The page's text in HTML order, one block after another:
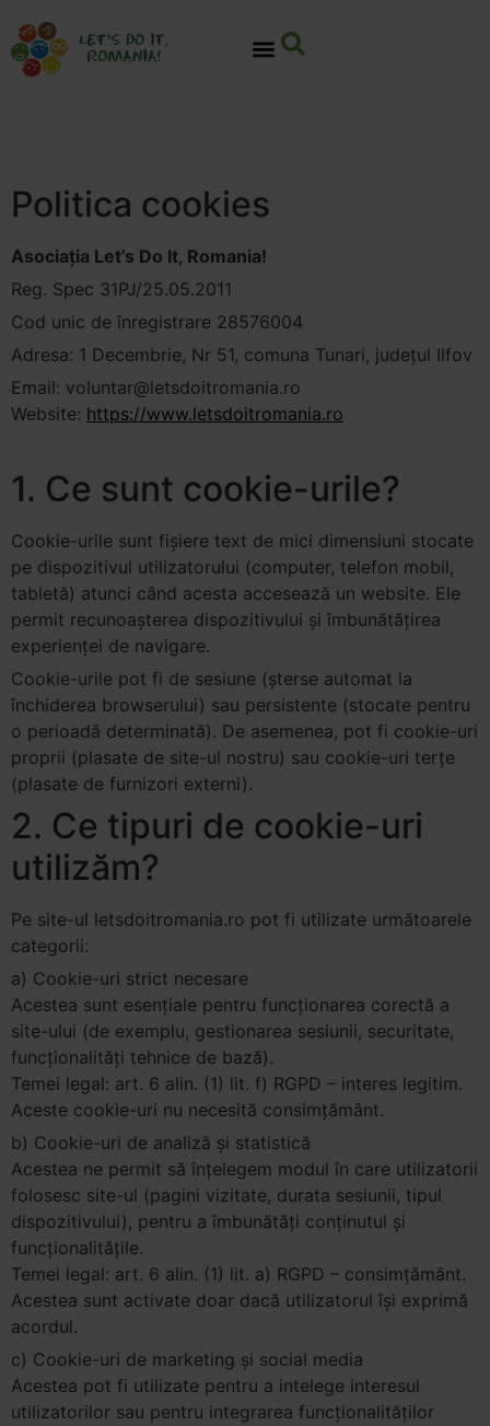
Politica cookies
Asociația Let’s Do It, Romania!
Reg. Spec 31PJ/25.05.2011
Cod unic de înregistrare 28576004
Adresa: 1 Decembrie, Nr 51, comuna Tunari, judeţul Ilfov
Email: voluntar@letsdoitromania.ro
Website: https://www.letsdoitromania.ro
1. Ce sunt cookie-urile?
Cookie-urile sunt fișiere text de mici dimensiuni stocate
pe dispozitivul utilizatorului (computer, telefon mobil,
tabletă) atunci când acesta accesează un website. Ele
permit recunoașterea dispozitivului și îmbunătățirea
experienței de navigare.
Cookie-urile pot fi de sesiune (șterse automat la
închiderea browserului) sau persistente (stocate pentru
o perioadă determinată). De asemenea, pot fi cookie-uri
proprii (plasate de site-ul nostru) sau cookie-uri terțe
(plasate de furnizori externi).
2. Ce tipuri de cookie-uri
utilizăm?
Pe site-ul letsdoitromania.ro pot fi utilizate următoarele
categorii:
a) Cookie-uri strict necesare
Acestea sunt esențiale pentru funcționarea corectă a
site-ului (de exemplu, gestionarea sesiunii, securitate,
funcționalități tehnice de bază).
Temei legal: art. 6 alin. (1) lit. f) RGPD – interes legitim.
Aceste cookie-uri nu necesită consimțământ.
b) Cookie-uri de analiză și statistică
Acestea ne permit să înțelegem modul în care utilizatorii
folosesc site-ul (pagini vizitate, durata sesiunii, tipul
dispozitivului), pentru a îmbunătăți conținutul și
funcționalitățile.
Temei legal: art. 6 alin. (1) lit. a) RGPD – consimțământ.
Acestea sunt activate doar dacă utilizatorul își exprimă
acordul.
c) Cookie-uri de marketing și social media
Acestea pot fi utilizate pentru a intelege interesul
utilizatorilor sau pentru integrarea funcționalităților